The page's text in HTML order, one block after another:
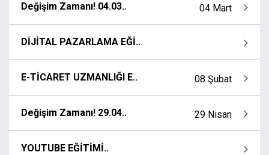
Değişim Zamanı! 04.03.. 04 Mart
DİJİTAL PAZARLAMA EĞİ..
E-TİCARET UZMANLIĞI E.. 08 Şubat
Değişim Zamanı! 29.04.. 29 Nisan
YOUTUBE EĞİTİMİ..